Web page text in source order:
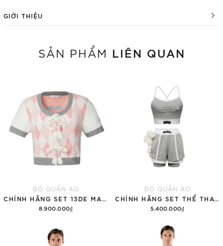
GIỚI THIỆU
SẢN PHẨM LIÊN QUAN
BỘ QUẦN ÁO
8.900.000₫
BỘ QUẦN ÁO
5.400.000₫
Thêm vào giỏ hàng